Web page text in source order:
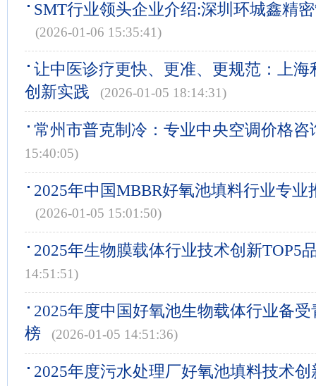
SMT行业领头企业介绍:深圳环城鑫精
(2026-01-06 15:35:41)
让中医诊疗更快、更准、更规范：上海
创新实践
(2026-01-05 18:14:31)
常州市普克制冷：专业中央空调价格咨
15:40:05)
2025年中国MBBR好氧池填料行业专业
(2026-01-05 15:01:50)
2025年生物膜载体行业技术创新TOP5
14:51:51)
2025年度中国好氧池生物载体行业备
榜
(2026-01-05 14:51:36)
2025年度污水处理厂好氧池填料技术创